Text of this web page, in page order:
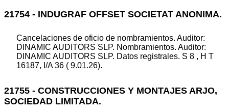
21754 - INDUGRAF OFFSET SOCIETAT ANONIMA.
Cancelaciones de oficio de nombramientos. Auditor:
DINAMIC AUDITORS SLP. Nombramientos. Auditor:
DINAMIC AUDITORS SLP. Datos registrales. S 8 , H T
16187, I/A 36 ( 9.01.26).
21755 - CONSTRUCCIONES Y MONTAJES ARJO,
SOCIEDAD LIMITADA.